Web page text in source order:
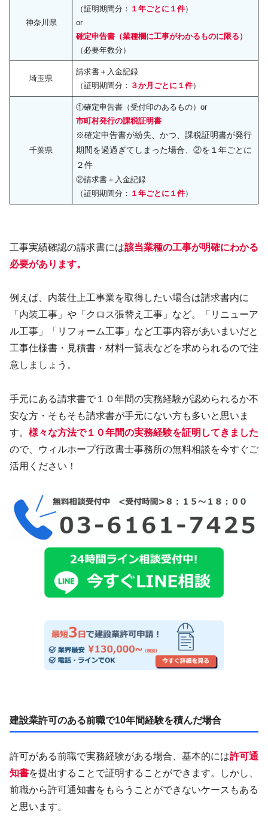
神奈川県
（証明期間分： １年ごとに１件）
or
確定申告書（業種欄に工事がわかるものに限る）
（必要年数分）
埼玉県
請求書＋入金記録
（証明期間分： ３か月ごとに１件）
千葉県
①確定申告書（受付印のあるもの）or
市町村発行の課税証明書
※確定申告書が紛失、かつ、課税証明書が発行
期間を過過ぎてしまった場合、②を１年ごとに
２件
②請求書＋入金記録
（証明期間分： １年ごとに１件）
工事実績確認の請求書には該当業種の工事が明確にわかる
必要があります。
例えば、内装仕上工事業を取得したい場合は請求書内に
「内装工事」や「クロス張替え工事」など。「リニューア
ル工事」「リフォーム工事」など工事内容があいまいだと
工事仕様書・見積書・材料一覧表などを求められるので注
意しましょう。
手元にある請求書で１０年間の実務経験が認められるか不
安な方・そもそも請求書が手元にない方も多いと思いま
す。 様々な方法で１０年間の実務経験を証明してきました
ので、ウィルホープ行政書士事務所の無料相談を今すぐご
活用ください！
建設業許可のある前職で10年間経験を積んだ場合
許可がある前職で実務経験がある場合、基本的には許可通
知書を提出することで証明することができます。しかし、
前職から許可通知書をもらうことができないケースもある
と思います。